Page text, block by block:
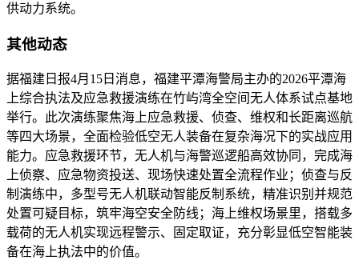
供动力系统。
其他动态
据福建日报4月15日消息，福建平潭海警局主办的2026平潭海
上综合执法及应急救援演练在竹屿湾全空间无人体系试点基地
举行。此次演练聚焦海上应急救援、侦查、维权和长距离巡航
等四大场景，全面检验低空无人装备在复杂海况下的实战应用
能力。应急救援环节，无人机与海警巡逻船高效协同，完成海
上侦察、应急物资投送、现场快速处置全流程作业；侦查与反
制演练中，多型号无人机联动智能反制系统，精准识别并规范
处置可疑目标，筑牢海空安全防线；海上维权场景里，搭载多
载荷的无人机实现远程警示、固定取证，充分彰显低空智能装
备在海上执法中的价值。